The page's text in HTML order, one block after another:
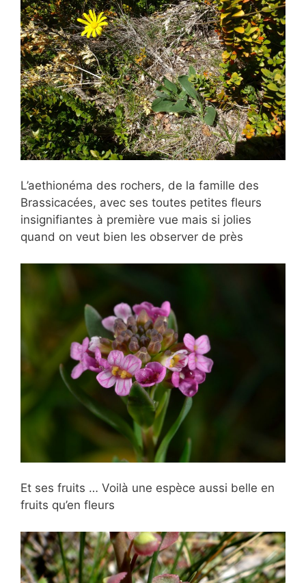
L’aethionéma des rochers, de la famille des
Brassicacées, avec ses toutes petites fleurs
insignifiantes à première vue mais si jolies
quand on veut bien les observer de près
Et ses fruits … Voilà une espèce aussi belle en
fruits qu’en fleurs